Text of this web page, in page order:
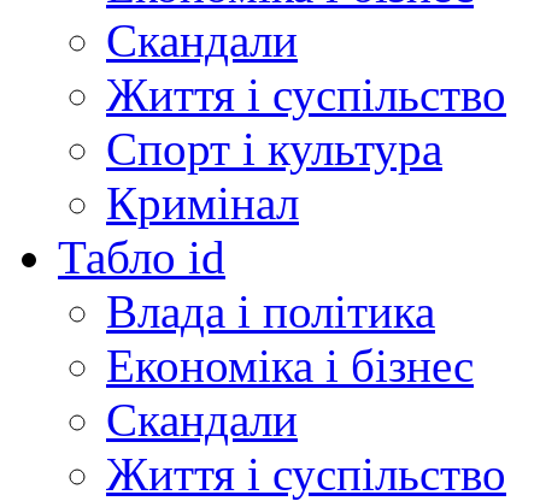
Скандали
Життя і суспільство
Спорт і культура
Кримінал
Табло id
Влада і політика
Економіка і бізнес
Скандали
Життя і суспільство